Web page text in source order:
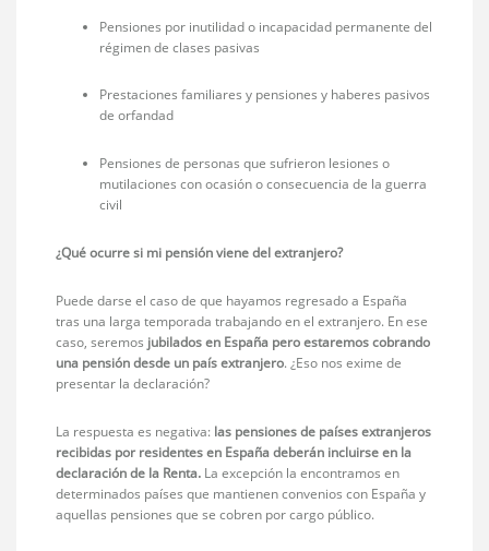
Pensiones por inutilidad o incapacidad permanente del
régimen de clases pasivas
Prestaciones familiares y pensiones y haberes pasivos
de orfandad
Pensiones de personas que sufrieron lesiones o
mutilaciones con ocasión o consecuencia de la guerra
civil
¿Qué ocurre si mi pensión viene del extranjero?
Puede darse el caso de que hayamos regresado a España
tras una larga temporada trabajando en el extranjero. En ese
caso, seremos jubilados en España pero estaremos cobrando
una pensión desde un país extranjero. ¿Eso nos exime de
presentar la declaración?
La respuesta es negativa: las pensiones de países extranjeros
recibidas por residentes en España deberán incluirse en la
declaración de la Renta. La excepción la encontramos en
determinados países que mantienen convenios con España y
aquellas pensiones que se cobren por cargo público.